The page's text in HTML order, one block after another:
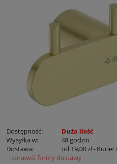
Dostępność:
Duża ilość
Wysyłka w:
48 godzin
Dostawa:
od 19,00 zł- Kurier
Cena nie zawiera ewentualnych
sprawdź formy dostawy